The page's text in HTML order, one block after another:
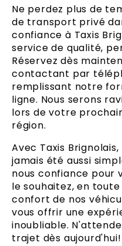
Ne perdez plus de
de transport privé
confiance à Taxis
service de qualité,
Réservez dès
contactant par
remplissant notre
ligne. Nous serons
lors de votre
région.
Avec Taxis
jamais été aussi
nous confiance pour
le souhaitez, en
confort de nos
vous offrir une
inoubliable.
trajet dès aujourd'hui!